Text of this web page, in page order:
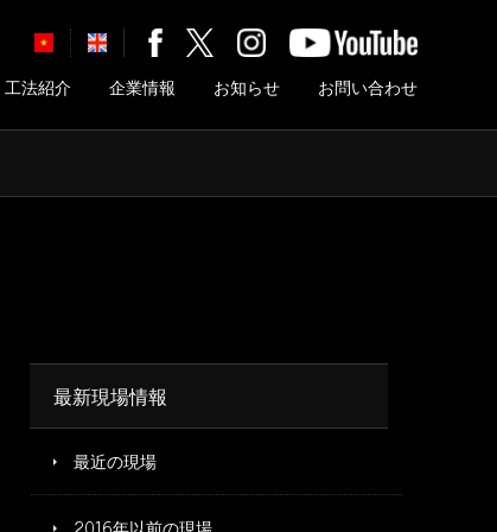
工法紹介 企業情報 お知らせ お問い合わせ
最新現場情報
最近の現場